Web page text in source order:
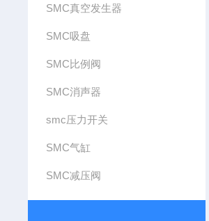
SMC真空发生器
SMC吸盘
SMC比例阀
SMC消声器
smc压力开关
SMC气缸
SMC减压阀